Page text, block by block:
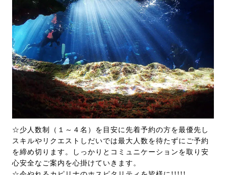
☆少人数制（１～４名）を目安に先着予約の方を最優先し
スキルやリクエストしだいでは最大人数を待たずにご予約
を締め切ります。しっかりとコミュニケーションを取り安
心安全なご案内を心掛けていきます。